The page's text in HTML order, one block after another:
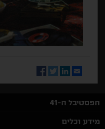
Email
LinkedIn
Twitter
Facebook
הפסטיבל ה-41
מידע וכלים